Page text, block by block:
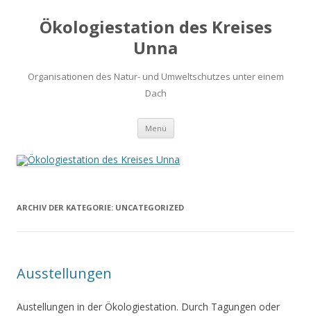
Ökologiestation des Kreises
Unna
Organisationen des Natur- und Umweltschutzes unter einem
Dach
Menü Zum
springen
ARCHIV DER KATEGORIE: UNCATEGORIZED
Ausstellungen
Austellungen in der Ökologiestation. Durch Tagungen oder